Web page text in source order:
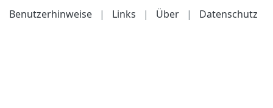
Benutzerhinweise
| Links | Über | Datenschutz